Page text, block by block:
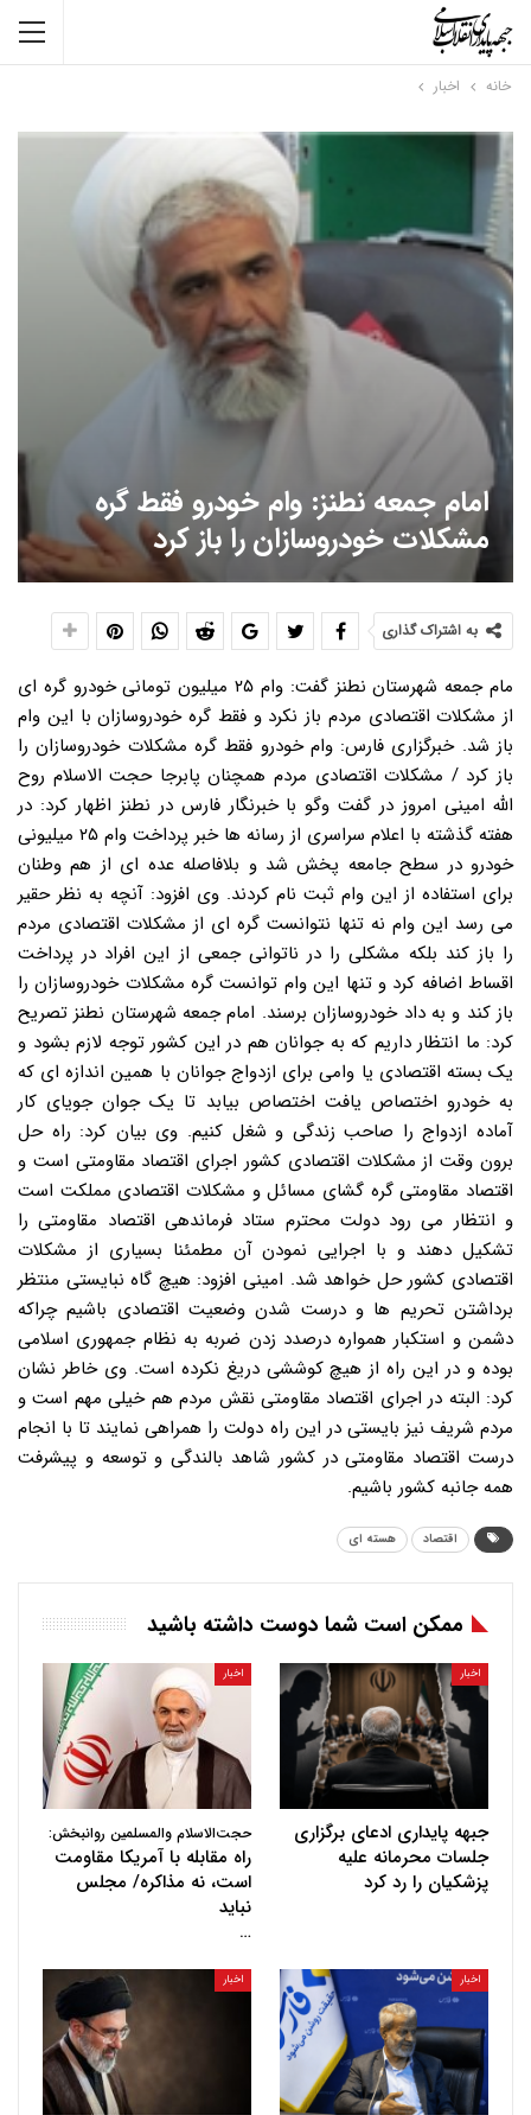
خانه اخبار
امام جمعه نطنز: وام خودرو فقط گره
مشکلات خودروسازان را باز کرد
به اشتراک گذاری
مام جمعه شهرستان نطنز گفت: وام ۲۵ میلیون تومانی خودرو گره ای
از مشکلات اقتصادی مردم باز نکرد و فقط گره خودروسازان با این وام
باز شد. خبرگزاری فارس: وام خودرو فقط گره مشکلات خودروسازان را
باز کرد / مشکلات اقتصادی مردم همچنان پابرجا حجت الاسلام روح
الله امینی امروز در گفت وگو با خبرنگار فارس در نطنز اظهار کرد: در
هفته گذشته با اعلام سراسری از رسانه ها خبر پرداخت وام ۲۵ میلیونی
خودرو در سطح جامعه پخش شد و بلافاصله عده ای از هم وطنان
برای استفاده از این وام ثبت نام کردند. وی افزود: آنچه به نظر حقیر
می رسد این وام نه تنها نتوانست گره ای از مشکلات اقتصادی مردم
را باز کند بلکه مشکلی را در ناتوانی جمعی از این افراد در پرداخت
اقساط اضافه کرد و تنها این وام توانست گره مشکلات خودروسازان را
باز کند و به داد خودروسازان برسند. امام جمعه شهرستان نطنز تصریح
کرد: ما انتظار داریم که به جوانان هم در این کشور توجه لازم بشود و
یک بسته اقتصادی یا وامی برای ازدواج جوانان با همین اندازه ای که
به خودرو اختصاص یافت اختصاص بیابد تا یک جوان جویای کار
آماده ازدواج را صاحب زندگی و شغل کنیم. وی بیان کرد: راه حل
برون وقت از مشکلات اقتصادی کشور اجرای اقتصاد مقاومتی است و
اقتصاد مقاومتی گره گشای مسائل و مشکلات اقتصادی مملکت است
و انتظار می رود دولت محترم ستاد فرماندهی اقتصاد مقاومتی را
تشکیل دهند و با اجرایی نمودن آن مطمئنا بسیاری از مشکلات
اقتصادی کشور حل خواهد شد. امینی افزود: هیچ گاه نبایستی منتظر
برداشتن تحریم ها و درست شدن وضعیت اقتصادی باشیم چراکه
دشمن و استکبار همواره درصدد زدن ضربه به نظام جمهوری اسلامی
بوده و در این راه از هیچ کوششی دریغ نکرده است. وی خاطر نشان
کرد: البته در اجرای اقتصاد مقاومتی نقش مردم هم خیلی مهم است و
مردم شریف نیز بایستی در این راه دولت را همراهی نمایند تا با انجام
درست اقتصاد مقاومتی در کشور شاهد بالندگی و توسعه و پیشرفت
همه جانبه کشور باشیم.
اقتصاد هسته ای
ممکن است شما دوست داشته باشید
اخبار
جبهه پایداری ادعای برگزاری
جلسات محرمانه علیه
پزشکیان را رد کرد
اخبار
حجت‌الاسلام والمسلمین روانبخش:
راه مقابله با آمریکا مقاومت
است، نه مذاکره/ مجلس
نباید
…
اخبار اخبار